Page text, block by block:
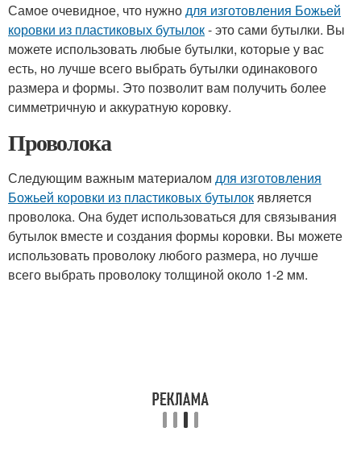
Самое очевидное, что нужнодля изготовления Божьей
коровки из пластиковых бутылок- это сами бутылки. Вы
можете использовать любые бутылки, которые у вас
есть, но лучше всего выбрать бутылки одинакового
размера и формы. Это позволит вам получить более
симметричную и аккуратную коровку.
Проволока
Следующим важным материалом для изготовления
Божьей коровки из пластиковых бутылокявляется
проволока. Она будет использоваться для связывания
бутылок вместе и создания формы коровки. Вы можете
использовать проволоку любого размера, но лучше
всего выбрать проволоку толщиной около 1-2 мм.